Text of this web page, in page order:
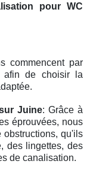
pour WC
commencent par
afin de choisir la
Juine: Grâce à
éprouvées, nous
obstructions, qu'ils
des lingettes, des
de canalisation.